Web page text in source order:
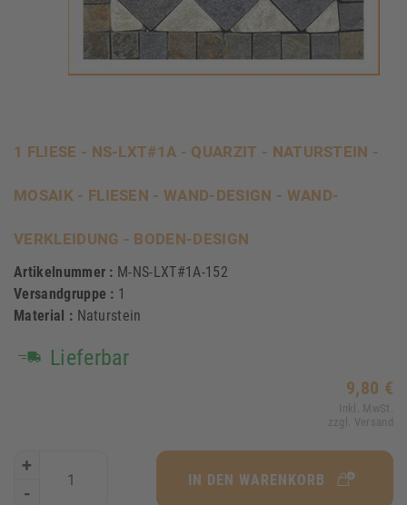
1 FLIESE - NS-LXT#1A - QUARZIT - NATURSTEIN -
MOSAIK - FLIESEN - WAND-DESIGN - WAND-
VERKLEIDUNG - BODEN-DESIGN
Artikelnummer : M-NS-LXT#1A-152
Versandgruppe : 1
Material : Naturstein
Lieferbar
9,80 €
Inkl. MwSt.
zzgl. Versand
+
-
IN DEN WARENKORB